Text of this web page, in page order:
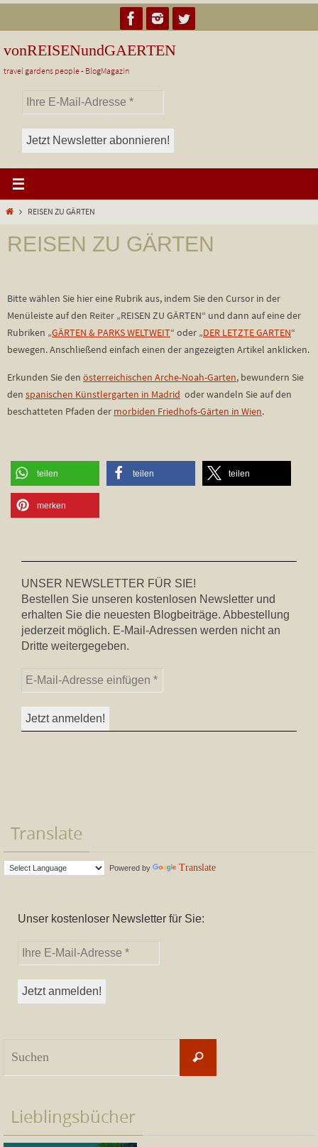
Inhalt
springen
vonREISENundGAERTEN
travel gardens people - BlogMagazin
StartREISEN ZU GÄRTEN
REISEN ZU GÄRTEN
Bitte wählen Sie hier eine Rubrik aus, indem Sie den Cursor in der
Menüleiste auf den Reiter „REISEN ZU GÄRTEN“ und dann auf eine der
Rubriken „GÄRTEN & PARKS WELTWEIT“ oder „DER LETZTE GARTEN“
bewegen. Anschließend einfach einen der angezeigten Artikel anklicken.
Erkunden Sie den österreichischen Arche-Noah-Garten, bewundern Sie
den spanischen Künstlergarten in Madrid oder wandeln Sie auf den
beschatteten Pfaden der morbiden Friedhofs-Gärten in Wien.
teilen teilen teilen
merken
UNSER NEWSLETTER FÜR SIE!
Bestellen Sie unseren kostenlosen Newsletter und
erhalten Sie die neuesten Blogbeiträge. Abbestellung
jederzeit möglich. E-Mail-Adressen werden nicht an
Dritte weitergegeben.
Translate
Powered by Translate
Unser kostenloser Newsletter für Sie:
Suchen
Lieblingsbücher